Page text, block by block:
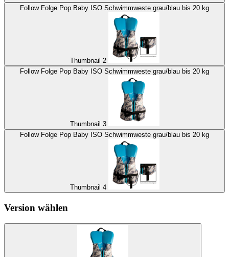
Follow Folge Pop Baby ISO Schwimmweste grau/blau bis 20 kg
Thumbnail 2
Follow Folge Pop Baby ISO Schwimmweste grau/blau bis 20 kg
Thumbnail 3
Follow Folge Pop Baby ISO Schwimmweste grau/blau bis 20 kg
Thumbnail 4
Version wählen